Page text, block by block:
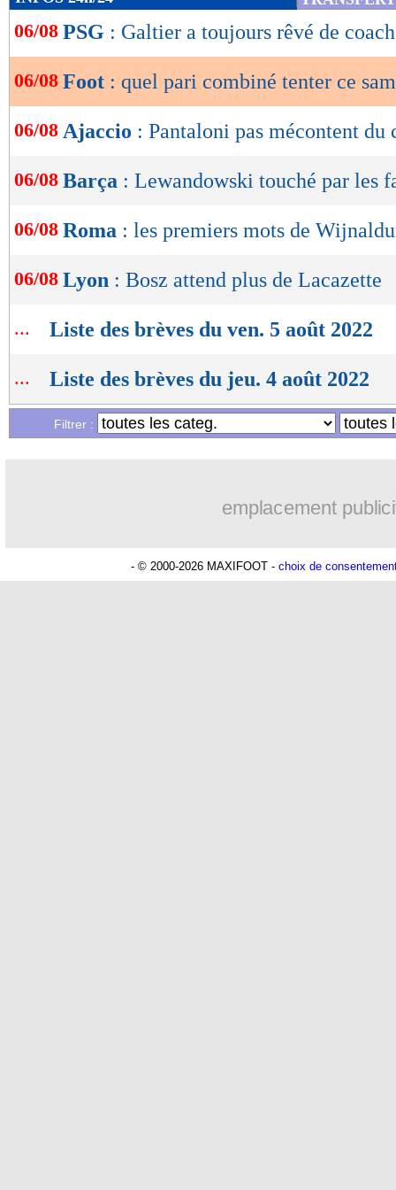
Lu 8.820 fois- Maxifoot -
de
lecture
OK
06/08 PSG : Galtier a toujours rêvé de
06/08 Foot : quel pari combiné tenter ce
06/08 Ajaccio : Pantaloni pas mécontent du
06/08 Barça : Lewandowski touché par les
06/08 Roma : les premiers mots de
06/08 Lyon : Bosz attend plus de Lacazette
... Liste des brèves du ven. 5 août 2022
... Liste des brèves du jeu. 4 août 2022
Filtrer :
emplacement
- © 2000-2026 MAXIFOOT - choix de